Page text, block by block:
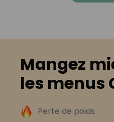
Mangez
les menus
Perte de poids